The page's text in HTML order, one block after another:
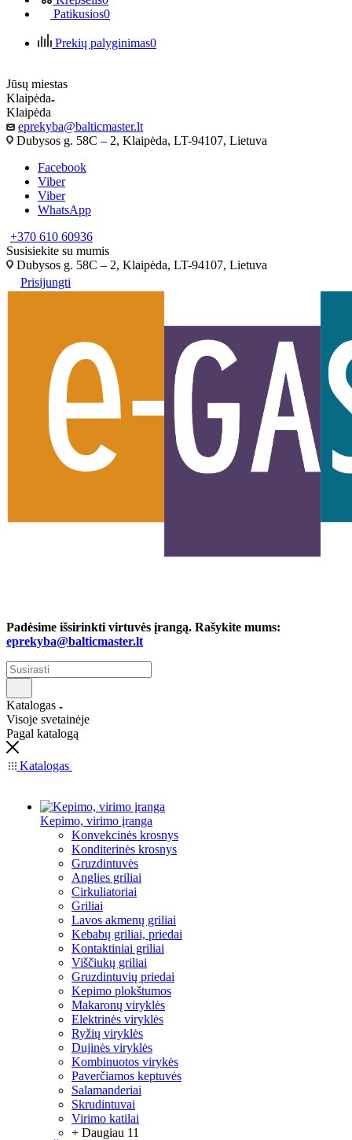
Patikusios0
Prekių palyginimas0
Jūsų miestas
Klaipėda
Klaipėda
eprekyba@balticmaster.lt
Dubysos g. 58C – 2, Klaipėda, LT-94107, Lietuva
Facebook
Viber
Viber
WhatsApp
+370 610 60936
Susisiekite su mumis
Dubysos g. 58C – 2, Klaipėda, LT-94107, Lietuva
Prisijungti
Padėsime išsirinkti virtuvės įrangą. Rašykite mums:
eprekyba@balticmaster.lt
Katalogas
Visoje svetainėje
Pagal katalogą
Katalogas
Kepimo, virimo įranga
Konvekcinės krosnys
Konditerinės krosnys
Gruzdintuvės
Anglies griliai
Cirkuliatoriai
Griliai
Lavos akmenų griliai
Kebabų griliai, priedai
Kontaktiniai griliai
Viščiukų griliai
Gruzdintuvių priedai
Kepimo plokštumos
Makaronų viryklės
Elektrinės viryklės
Ryžių viryklės
Dujinės viryklės
Kombinuotos virykės
Paverčiamos keptuvės
Salamanderiai
Skrudintuvai
Virimo katilai
+ Daugiau 11